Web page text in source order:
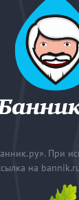
При
на